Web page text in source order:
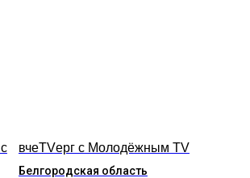
вчеTVерг с Молодёжным TV
Белгородская область